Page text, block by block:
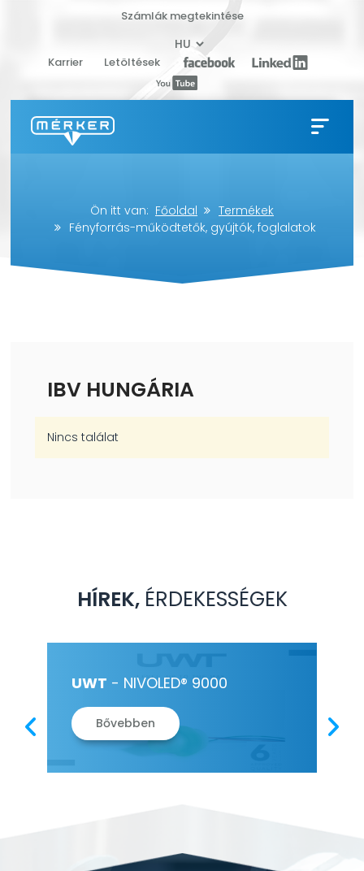
Számlák megtekintése
Karrier Letöltések
Ön itt van: Főoldal
Termékek
Fényforrás-működtetők, gyújtók, foglalatok
IBV HUNGÁRIA
Nincs találat
HÍREK, ÉRDEKESSÉGEK
UWT - NIVOLED® 9000
Bővebben